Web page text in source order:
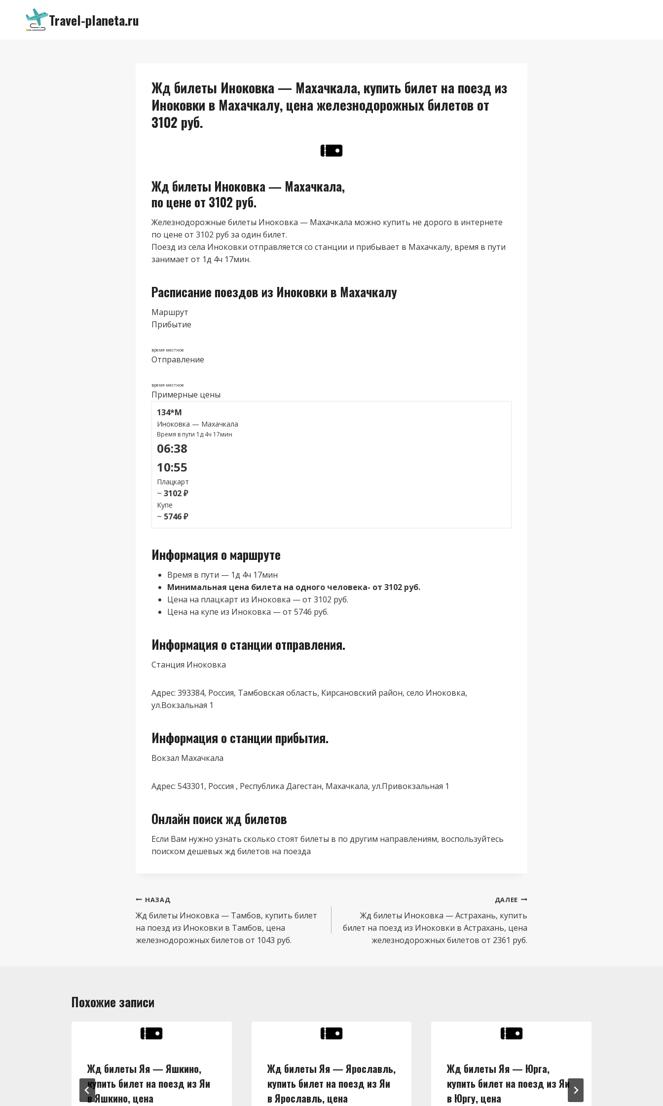
Перейти
содержимому
Travel-planeta.ru
Жд билеты Иноковка — Махачкала, купить билет на поезд из
Иноковки в Махачкалу, цена железнодорожных билетов от
3102 руб.
Жд билеты Иноковка — Махачкала,
по цене от 3102 руб.
Железнодорожные билеты Иноковка — Махачкала можно купить не дорого в интернете
по цене от 3102 руб за один билет.
Поезд из cела Иноковки отправляется со станции и прибывает в Махачкалу, время в пути
занимает от 1д 4ч 17мин.
Расписание поездов из Иноковки в Махачкалу
Маршрут
Прибытие
время местное
Отправление
время местное
Примерные цены
134*М
Иноковка — Махачкала
Время в пути 1д 4ч 17мин
06:38
10:55
Плацкарт
~ 3102 ₽
Купе
~ 5746 ₽
Информация о маршруте
Время в пути — 1д 4ч 17мин
Минимальная цена билета на одного человека- от 3102 руб.
Цена на плацкарт из Иноковка — от 3102 руб.
Цена на купе из Иноковка — от 5746 руб.
Информация о станции отправления.
Станция Иноковка
Адрес: 393384, Россия, Тамбовская область, Кирсановский район, село Иноковка,
ул.Вокзальная 1
Информация о станции прибытия.
Вокзал Махачкала
Адрес: 543301, Россия , Республика Дагестан, Махачкала, ул.Привокзальная 1
Онлайн поиск жд билетов
Если Вам нужно узнать сколько стоят билеты в по другим направлениям, воспользуйтесь
поиском дешевых жд билетов на поезда
Навигация
по
записям
НАЗАД
Жд билеты Иноковка — Тамбов, купить билет
на поезд из Иноковки в Тамбов, цена
железнодорожных билетов от 1043 руб.
ДАЛЕЕ
Жд билеты Иноковка — Астрахань, купить
билет на поезд из Иноковки в Астрахань, цена
железнодорожных билетов от 2361 руб.
Похожие записи
Жд билеты Яя — Яшкино,
купить билет на поезд из Яи
в Яшкино, цена
Жд билеты Яя — Ярославль,
купить билет на поезд из Яи
в Ярославль, цена
Жд билеты Яя — Юрга,
купить билет на поезд из Яи
в Юргу, цена